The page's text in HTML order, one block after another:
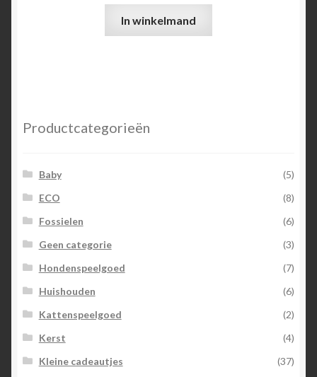
In winkelmand
Productcategorieën
Baby
(5)
ECO
(8)
Fossielen
(6)
Geen categorie
(3)
Hondenspeelgoed
(7)
Huishouden
(6)
Kattenspeelgoed
(2)
Kerst
(4)
Kleine cadeautjes
(37)